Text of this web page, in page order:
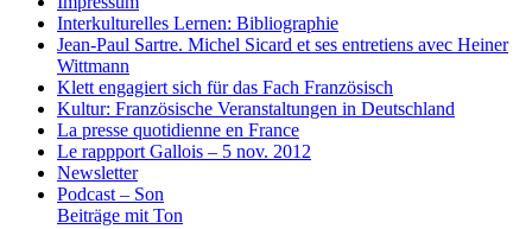
Interkulturelles Lernen: Bibliographie
Jean-Paul Sartre. Michel Sicard et ses entretiens avec Heiner
Wittmann
Klett engagiert sich für das Fach Französisch
Kultur: Französische Veranstaltungen in Deutschland
La presse quotidienne en France
Le rappport Gallois – 5 nov. 2012
Newsletter
Podcast – Son
Beiträge mit Ton